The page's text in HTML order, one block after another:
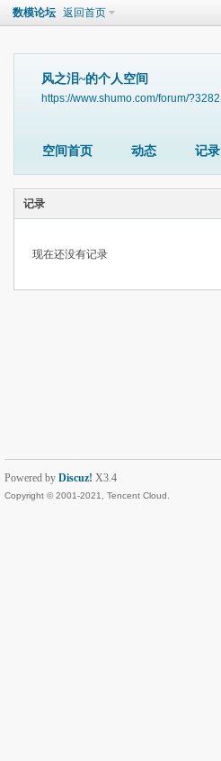
数模论坛 返回首页
风之泪~的个人空间
https://www.shumo.com/forum/?3282
空间首页 动态 记录
记录
现在还没有记录
Powered by Discuz! X3.4
Copyright © 2001-2021, Tencent Cloud.